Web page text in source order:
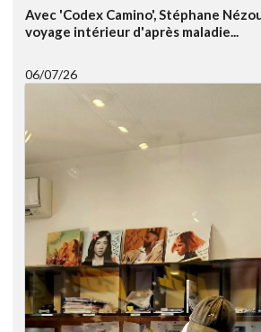
Avec 'Codex Camino', Stéphane
voyage intérieur d'après maladie...
06/07/26